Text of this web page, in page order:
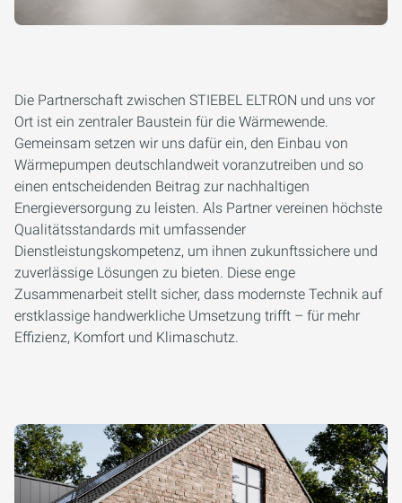
Die Partnerschaft zwischen STIEBEL ELTRON und uns vor
Ort ist ein zentraler Baustein für die Wärmewende.
Gemeinsam setzen wir uns dafür ein, den Einbau von
Wärmepumpen deutschlandweit voranzutreiben und so
einen entscheidenden Beitrag zur nachhaltigen
Energieversorgung zu leisten. Als Partner vereinen höchste
Qualitätsstandards mit umfassender
Dienstleistungskompetenz, um ihnen zukunftssichere und
zuverlässige Lösungen zu bieten. Diese enge
Zusammenarbeit stellt sicher, dass modernste Technik auf
erstklassige handwerkliche Umsetzung trifft – für mehr
Effizienz, Komfort und Klimaschutz.